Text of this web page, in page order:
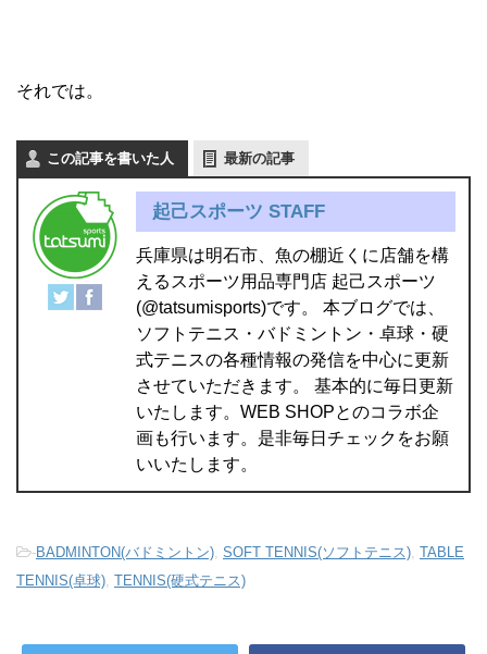
それでは。
この記事を書いた人 最新の記事
起己スポーツ STAFF
兵庫県は明石市、魚の棚近くに店舗を構
えるスポーツ用品専門店 起己スポーツ
(@tatsumisports)です。 本ブログでは、
ソフトテニス・バドミントン・卓球・硬
式テニスの各種情報の発信を中心に更新
させていただきます。 基本的に毎日更新
いたします。WEB SHOPとのコラボ企
画も行います。是非毎日チェックをお願
いいたします。
-BADMINTON(バドミントン), SOFT TENNIS(ソフトテニス), TABLE
TENNIS(卓球), TENNIS(硬式テニス)